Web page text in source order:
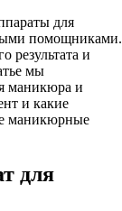
для
помощниками.
результата и
мы
маникюра и
и какие
маникюрные
для